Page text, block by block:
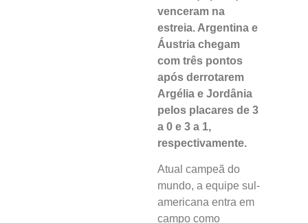
venceram na
estreia. Argentina e
Áustria chegam
com três pontos
após derrotarem
Argélia e Jordânia
pelos placares de 3
a 0 e 3 a 1,
respectivamente.
Atual campeã do
mundo, a equipe sul-
americana entra em
campo como